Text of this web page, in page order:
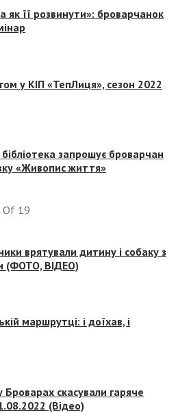
як її розвинути»: броварчанок
у КІП «ТепЛиця», сезон 2022
запрошує броварчан
«Живопис життя»
Of 19
врятували дитину і собаку з
(ФОТО, ВІДЕО)
маршрутці: і доїхав, і
скасували гаряче
(Відео)